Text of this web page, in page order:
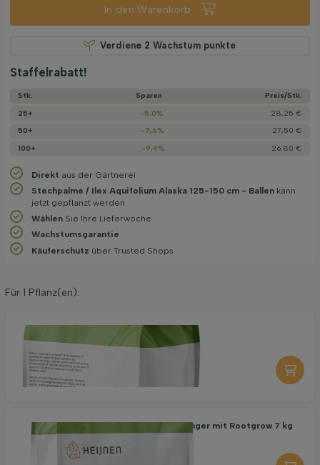
In den Warenkorb
Verdiene 2 Wachstum punkte
Staffelrabatt!
Stk. Sparen
Preis/­Stk.
25+
-5,0%
28,25 €
50+
-7,6%
27,50 €
100+
-9,9% 26,80 €
Direkt aus der Gärtnerei
Stechpalme / Ilex Aquifolium Alaska 125-150 cm - Ballen kann
jetzt gepflanzt werden
Wählen Sie Ihre Lieferwoche
Wachstums­garantie
Käuferschutz über Trusted Shops
Für 1 Pflanz(en):
Organische Pflanzerde 40 l
6,95
-
Organischer Erhaltungsdünger mit Rootgrow 7 kg